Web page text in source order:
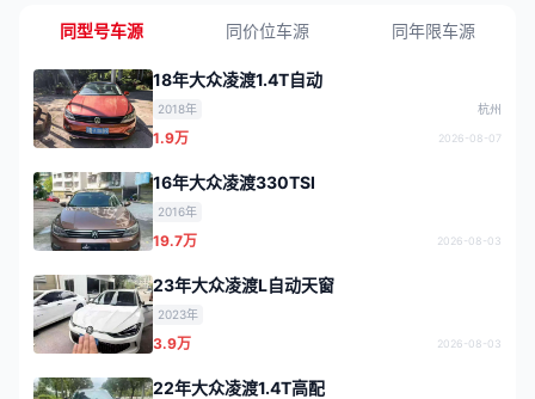
同型号车源 同价位车源 同年限车源
18年大众凌渡1.4T自动
2018年 杭州
1.9万 2026-08-07
16年大众凌渡330TSI
2016年
19.7万 2026-08-03
23年大众凌渡L自动天窗
2023年
3.9万 2026-08-03
22年大众凌渡1.4T高配